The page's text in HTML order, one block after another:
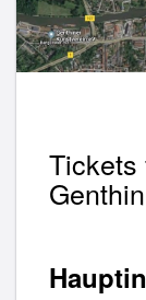
Tickets